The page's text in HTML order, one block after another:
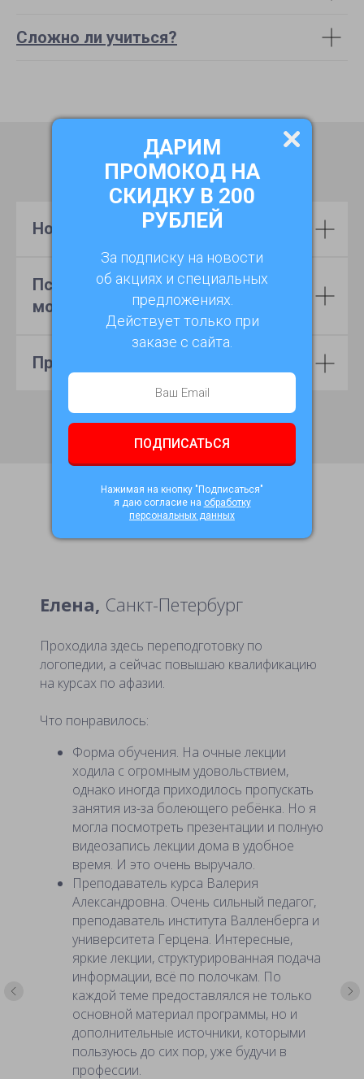
ДАРИМ
ПРОМОКОД НА
СКИДКУ В 200
РУБЛЕЙ
За подписку на новости
об акциях и специальных
предложениях.
Действует только при
заказе с сайта.
ПОДПИСАТЬСЯ
Нажимая на кнопку "Подписаться"
я даю согласие на обработку
персональных данных
Сложно ли учиться?
Программа курса
Нормативно-правовой модуль
Психолого-педагогический
модуль
Профильный модуль
Отзывы
Елена, Санкт-Петербург
Проходила здесь переподготовку по
логопедии, а сейчас повышаю квалификацию
на курсах по афазии.
Что понравилось:
Форма обучения. На очные лекции
ходила с огромным удовольствием,
однако иногда приходилось пропускать
занятия из-за болеющего ребёнка. Но я
могла посмотреть презентации и полную
видеозапись лекции дома в удобное
время. И это очень выручало.
Преподаватель курса Валерия
Александровна. Очень сильный педагог,
преподаватель института Валленберга и
университета Герцена. Интересные,
яркие лекции, структурированная подача
информации, всё по полочкам. По
каждой теме предоставлялся не только
основной материал программы, но и
дополнительные источники, которыми
пользуюсь до сих пор, уже будучи в
профессии.